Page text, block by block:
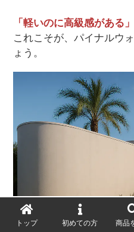
「軽いのに高級感がある」
これこそが、パイナルウ
ょう。
トップ 初めての方 商品